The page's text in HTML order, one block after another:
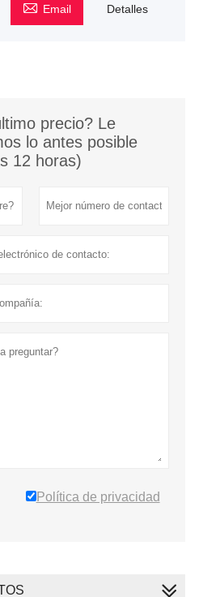
 Email Detalles
precio? Le
lo antes posible
12 horas)
Política de privacidad